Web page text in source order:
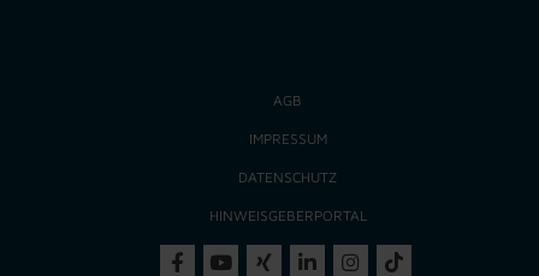
AGB
IMPRESSUM
DATENSCHUTZ
HINWEISGEBERPORTAL